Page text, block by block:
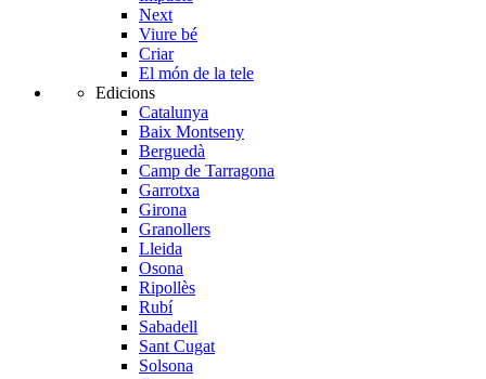
Next
Viure bé
Criar
El món de la tele
Edicions
Catalunya
Baix Montseny
Berguedà
Camp de Tarragona
Garrotxa
Girona
Granollers
Lleida
Osona
Ripollès
Rubí
Sabadell
Sant Cugat
Solsona